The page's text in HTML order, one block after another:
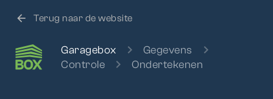
arrow_back Terug naar de website
Garagebox chevron_right Gegevens chevron_right
Controle chevron_right Ondertekenen